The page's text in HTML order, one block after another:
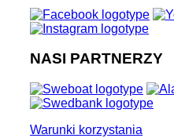
NASI PARTNERZY
Warunki korzystania